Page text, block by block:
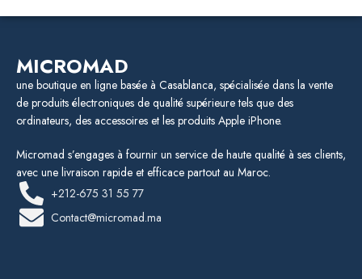
MICROMAD
une boutique en ligne basée à Casablanca, spécialisée dans la vente
de produits électroniques de qualité supérieure tels que des
ordinateurs, des accessoires et les produits Apple iPhone.
Micromad s’engages à fournir un service de haute qualité à ses clients,
avec une livraison rapide et efficace partout au Maroc.
+212-675 31 55 77
Contact@micromad.ma